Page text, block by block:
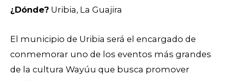
¿Dónde? Uribia, La Guajira
El municipio de Uribia será el encargado de
conmemorar uno de los eventos más grandes
de la cultura Wayúu que busca promover